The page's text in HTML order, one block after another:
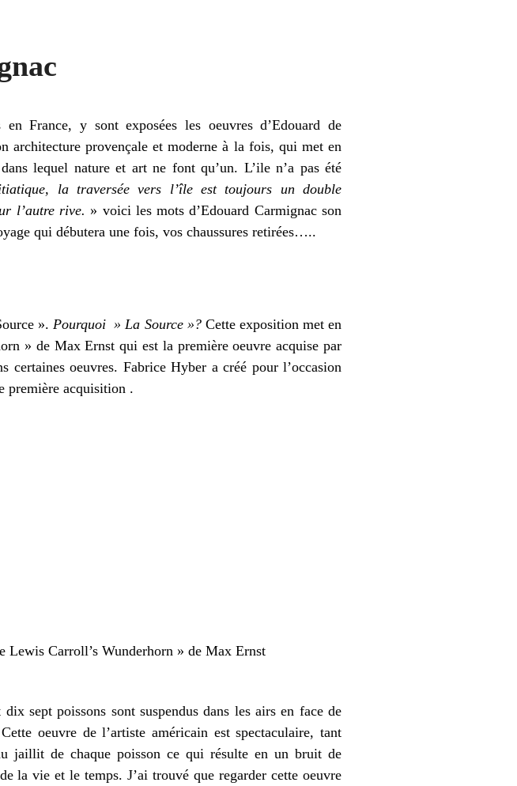
France, y sont exposées les oeuvres d’Edouard de
architecture provençale et moderne à la fois, qui met en
lequel nature et art ne font qu’un. L’ile n’a pas été
la traversée vers l’île est toujours un double
l’autre rive. » voici les mots d’Edouard Carmignac son
qui débutera une fois, vos chaussures retirées…..
». Pourquoi » La Source »? Cette exposition met en
» de Max Ernst qui est la première oeuvre acquise par
certaines oeuvres. Fabrice Hyber a créé pour l’occasion
première acquisition .
Lewis Carroll’s Wunderhorn » de Max Ernst
sept poissons sont suspendus dans les airs en face de
oeuvre de l’artiste américain est spectaculaire, tant
jaillit de chaque poisson ce qui résulte en un bruit de
la vie et le temps. J’ai trouvé que regarder cette oeuvre